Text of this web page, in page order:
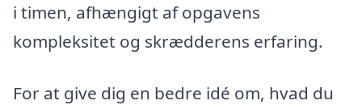
i timen, afhængigt af opgavens
kompleksitet og skrædderens erfaring.
For at give dig en bedre idé om, hvad du